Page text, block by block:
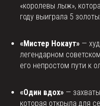
«королевы лыж»,
году выиграла 5
«Мистер Нокаут» —
легендарном
его непростом пути к
«Один вдох» —
которая открыла для